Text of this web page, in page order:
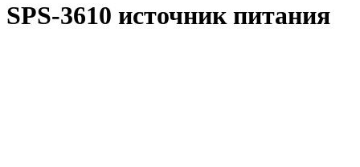
SPS-3610 источник питания